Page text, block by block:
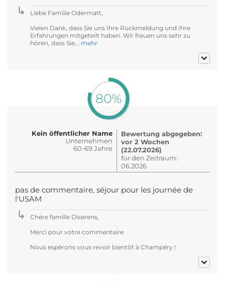
Liebe Familie Odermatt,
Vielen Dank, dass Sie uns Ihre Rückmeldung und Ihre
Erfahrungen mitgeteilt haben. Wir freuen uns sehr zu
hören, dass Sie... mehr
80%
Kein öffentlicher Name
Unternehmen
60-69 Jahre
Bewertung abgegeben:
vor 2 Wochen
(22.07.2026)
für den Zeitraum:
06.2026
pas de commentaire, séjour pour les journée de
l'USAM
Chère famille Diserens,
Merci pour votre commentaire.
Nous espérons vous revoir bientôt à Champéry !